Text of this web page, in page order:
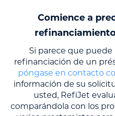
Comience a
Si parece que
refinanciación de un
póngase en contacto
información de su
usted, RefiJet
comparándola con los